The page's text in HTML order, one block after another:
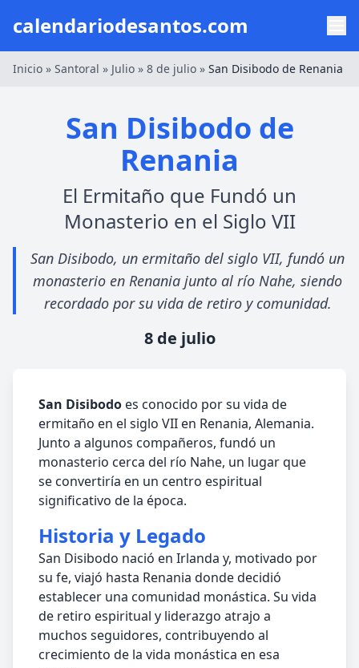
calendariodesantos.com
Inicio » Santoral » Julio » 8 de julio » San Disibodo de Renania
San Disibodo de
Renania
El Ermitaño que Fundó un
Monasterio en el Siglo VII
San Disibodo, un ermitaño del siglo VII, fundó un
monasterio en Renania junto al río Nahe, siendo
recordado por su vida de retiro y comunidad.
8 de julio
San Disibodo es conocido por su vida de
ermitaño en el siglo VII en Renania, Alemania.
Junto a algunos compañeros, fundó un
monasterio cerca del río Nahe, un lugar que
se convertiría en un centro espiritual
significativo de la época.
Historia y Legado
San Disibodo nació en Irlanda y, motivado por
su fe, viajó hasta Renania donde decidió
establecer una comunidad monástica. Su vida
de retiro espiritual y liderazgo atrajo a
muchos seguidores, contribuyendo al
crecimiento de la vida monástica en esa